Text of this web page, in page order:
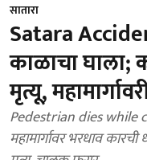
सातारा
Satara
काळाचा घाला;
मृत्यू,
Pedestrian dies while
महामार्गावर भरधाव